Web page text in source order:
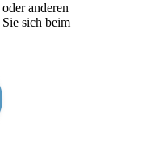
anderen
sich beim